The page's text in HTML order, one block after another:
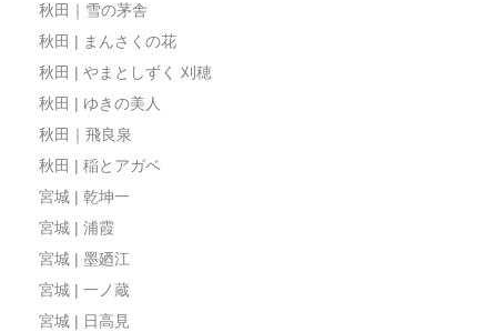
秋田｜雪の茅舎
秋田 | まんさくの花
秋田 | やまとしずく 刈穂
秋田 | ゆきの美人
秋田｜飛良泉
秋田 | 稲とアガベ
宮城 | 乾坤一
宮城 | 浦霞
宮城 | 墨廼江
宮城 | 一ノ蔵
宮城 | 日高見